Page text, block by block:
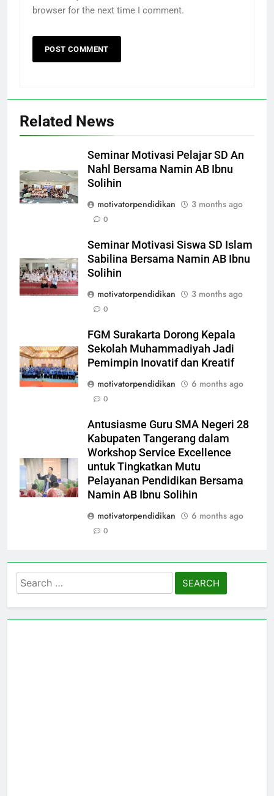
browser for the next time I comment.
Related News
Seminar Motivasi Pelajar SD An
Nahl Bersama Namin AB Ibnu
Solihin
motivatorpendidikan
3 months ago
0
Seminar Motivasi Siswa SD Islam
Sabilina Bersama Namin AB Ibnu
Solihin
motivatorpendidikan
3 months ago
0
FGM Surakarta Dorong Kepala
Sekolah Muhammadiyah Jadi
Pemimpin Inovatif dan Kreatif
motivatorpendidikan
6 months ago
0
Antusiasme Guru SMA Negeri 28
Kabupaten Tangerang dalam
Workshop Service Excellence
untuk Tingkatkan Mutu
Pelayanan Pendidikan Bersama
Namin AB Ibnu Solihin
motivatorpendidikan
6 months ago
0
Search
for: